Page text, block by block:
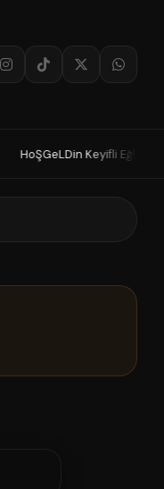
Vakitler Diler 2025